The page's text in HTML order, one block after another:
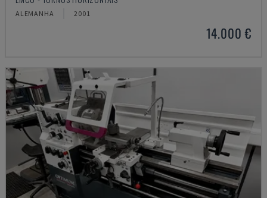
ALEMANHA 2001
14.000 €